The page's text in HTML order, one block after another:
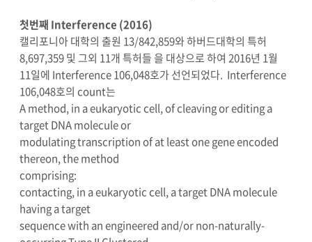
첫번째 Interference (2016)
캘리포니아 대학의 출원 13/842,859와 하버드대학의 특허
8,697,359 및 그외 11개 특허들 을 대상으로 하여 2016년 1월
11일에 Interference 106,048호가 선언되었다. Interference
106,048호의 count는
A method, in a eukaryotic cell, of cleaving or editing a
target DNA molecule or
modulating transcription of at least one gene encoded
thereon, the method
comprising:
contacting, in a eukaryotic cell, a target DNA molecule
having a target
sequence with an engineered and/or non-naturally-